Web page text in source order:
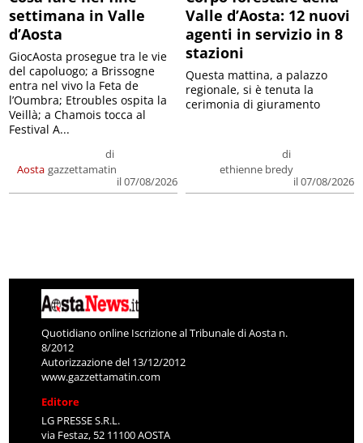
settimana in Valle
d’Aosta
Aosta
di
gazzettamatin
il 07/08/2026
GiocAosta prosegue tra le vie
del capoluogo; a Brissogne
entra nel vivo la Feta de
l’Oumbra; Etroubles ospita la
Veillà; a Chamois tocca al
Festival A...
Valle d’Aosta: 12 nuovi
agenti in servizio in 8
stazioni
di
ethienne bredy
il 07/08/2026
Questa mattina, a palazzo
regionale, si è tenuta la
cerimonia di giuramento
Quotidiano online Iscrizione al Tribunale di Aosta n.
8/2012
Autorizzazione del 13/12/2012
www.gazzettamatin.com
Editore
LG PRESSE S.R.L.
via Festaz, 52 11100 AOSTA